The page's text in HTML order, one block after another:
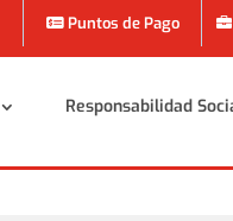
Puntos de Pago
Responsabilidad
Responsabilidad